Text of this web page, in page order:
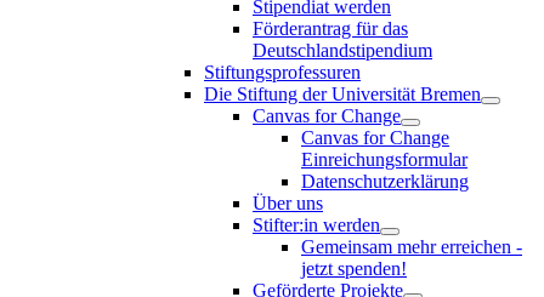
Stipendiat werden
Förderantrag für das
Deutschlandstipendium
Stiftungsprofessuren
Die Stiftung der Universität Bremen
Canvas for Change
Canvas for Change
Einreichungsformular
Datenschutzerklärung
Über uns
Stifter:in werden
Gemeinsam mehr erreichen -
jetzt spenden!
Geförderte Projekte